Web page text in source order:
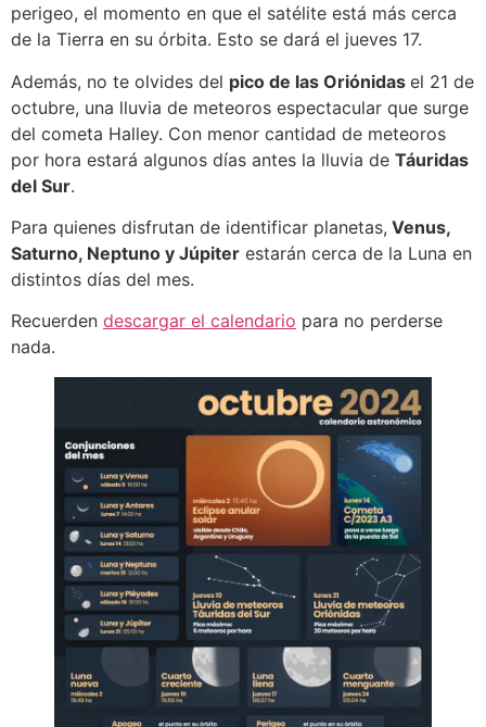
perigeo, el momento en que el satélite está más cerca
de la Tierra en su órbita. Esto se dará el jueves 17.
Además, no te olvides del pico de las Oriónidas el 21 de
octubre, una lluvia de meteoros espectacular que surge
del cometa Halley. Con menor cantidad de meteoros
por hora estará algunos días antes la lluvia de Táuridas
del Sur.
Para quienes disfrutan de identificar planetas, Venus,
Saturno, Neptuno y Júpiter estarán cerca de la Luna en
distintos días del mes.
Recuerden descargar el calendario para no perderse
nada.